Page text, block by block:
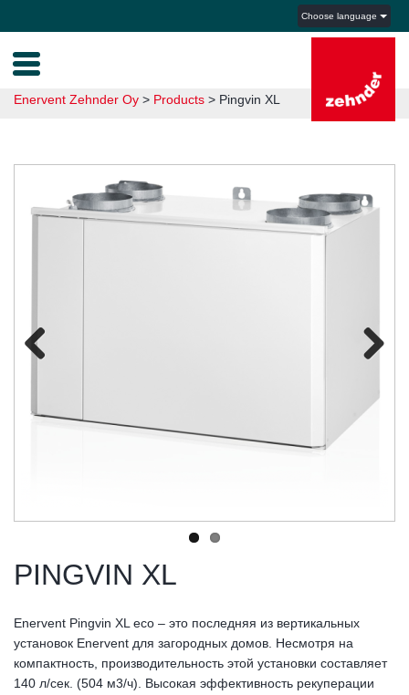
Choose language
Enervent Zehnder Oy > Products > Pingvin XL
PINGVIN XL
Enervent Pingvin XL eco – это последняя из вертикальных
установок Enervent для загородных домов. Несмотря на
компактность, производительность этой установки составляет
140 л/сек. (504 м3/ч). Высокая эффективность рекуперации